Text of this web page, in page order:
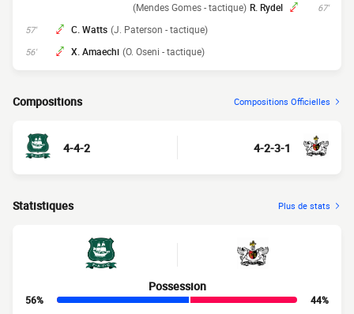
67'
R. Rydel
(Mendes Gomes - tactique)
57' C. Watts (J. Paterson - tactique)
56' X. Amaechi (O. Oseni - tactique)
Compositions Compositions Officielles
4-4-2 4-2-3-1
Statistiques Plus de stats
Possession
56%
44%